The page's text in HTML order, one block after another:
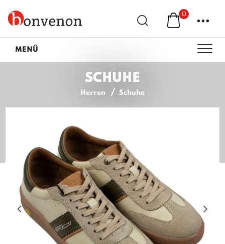
0 ...
MENÜ
SCHUHE
Herren Schuhe